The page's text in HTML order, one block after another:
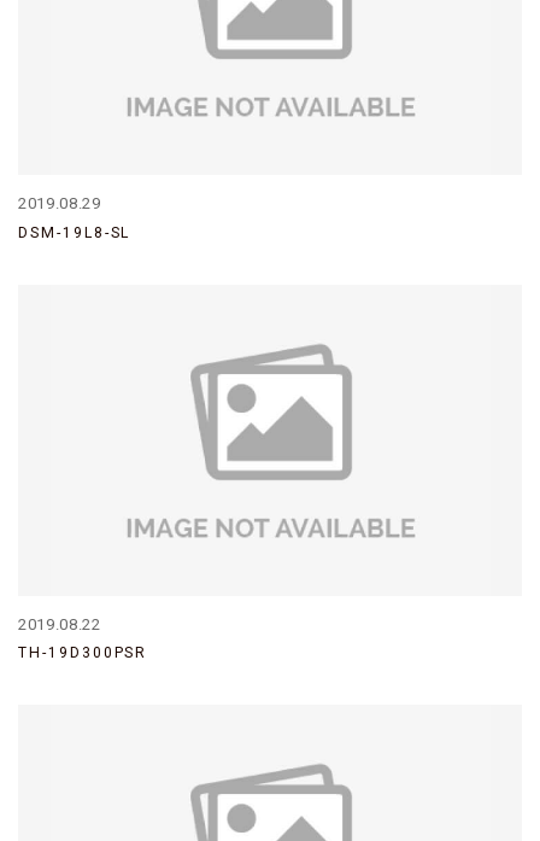
平日 9:00～17:45
2019.08.29
DSM-19L8-SL
2019.08.22
TH-19D300PSR